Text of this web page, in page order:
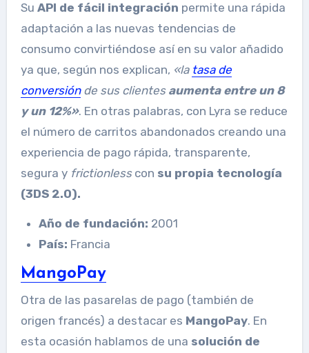
Su API de fácil integración permite una rápida
adaptación a las nuevas tendencias de
consumo convirtiéndose así en su valor añadido
ya que, según nos explican, «la tasa de
conversiónde sus clientes aumenta entre un 8
y un 12%». En otras palabras, con Lyra se reduce
el número de carritos abandonados creando una
experiencia de pago rápida, transparente,
segura y frictionless con su propia tecnología
(3DS 2.0).
Año de fundación: 2001
País: Francia
MangoPay
Otra de las pasarelas de pago (también de
origen francés) a destacar es MangoPay. En
esta ocasión hablamos de una solución de